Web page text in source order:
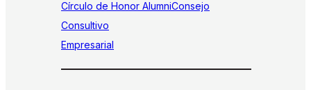
Círculo de Honor AlumniConsejo
Consultivo
Empresarial